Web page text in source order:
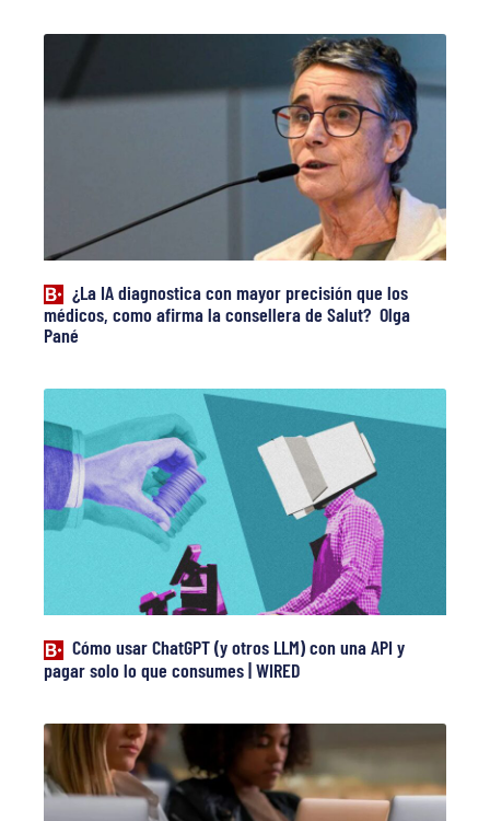
¿La IA diagnostica con mayor precisión que los
médicos, como afirma la consellera de Salut? Olga
Pané
Cómo usar ChatGPT (y otros LLM) con una API y
pagar solo lo que consumes | WIRED